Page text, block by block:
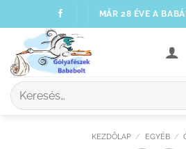
to
content
MÁR 28 ÉVE A
Keresés
a
KEZDŐLAP / EGYÉB /